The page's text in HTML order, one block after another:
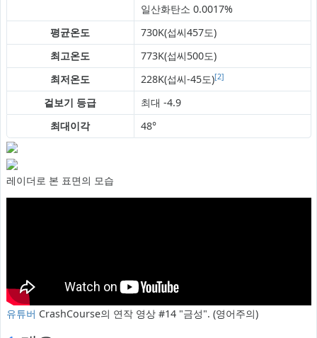
일산화탄소 0.0017%
평균온도
730K(섭씨457도)
최고온도
773K(섭씨500도)
최저온도
228K(섭씨-45도)[2]
겉보기 등급
최대 -4.9
최대이각
48°
레이더로 본 표면의 모습
유튜버 CrashCourse의 연작 영상 #14 "금성". (영어주의)